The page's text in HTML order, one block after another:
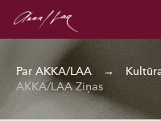
Par AKKA/LAA →
AKKA/LAA Ziņas